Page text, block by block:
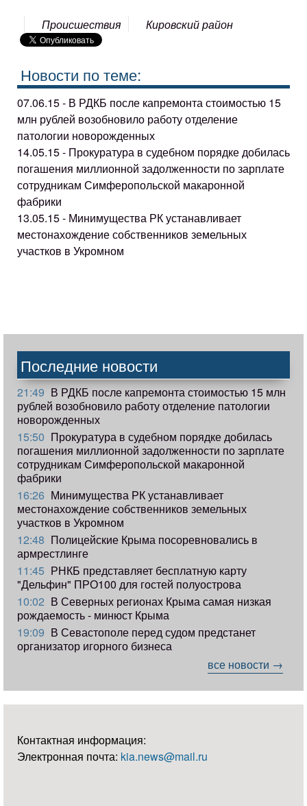
Происшествия Кировский район
Новости по теме:
07.06.15 - В РДКБ после капремонта стоимостью 15
млн рублей возобновило работу отделение
патологии новорожденных
14.05.15 - Прокуратура в судебном порядке добилась
погашения миллионной задолженности по зарплате
сотрудникам Симферопольской макаронной
фабрики
13.05.15 - Минимущества РК устанавливает
местонахождение собственников земельных
участков в Укромном
Последние новости
21:49 В РДКБ после капремонта стоимостью 15 млн
рублей возобновило работу отделение патологии
новорожденных
15:50 Прокуратура в судебном порядке добилась
погашения миллионной задолженности по зарплате
сотрудникам Симферопольской макаронной
фабрики
16:26 Минимущества РК устанавливает
местонахождение собственников земельных
участков в Укромном
12:48 Полицейские Крыма посоревновались в
армрестлинге
11:45 РНКБ представляет бесплатную карту
"Дельфин" ПРО100 для гостей полуострова
10:02 В Северных регионах Крыма самая низкая
рождаемость - минюст Крыма
19:09 В Севастополе перед судом предстанет
организатор игорного бизнеса
все новости →
Контактная информация:
Электронная почта: kia.news@mail.ru